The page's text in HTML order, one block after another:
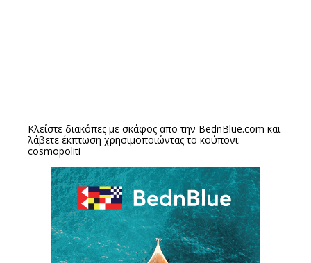
Κλείστε διακόπες με σκάφος απο την BednBlue.com και
λάβετε έκπτωση χρησιμοποιώντας το κούπονι:
cosmopoliti